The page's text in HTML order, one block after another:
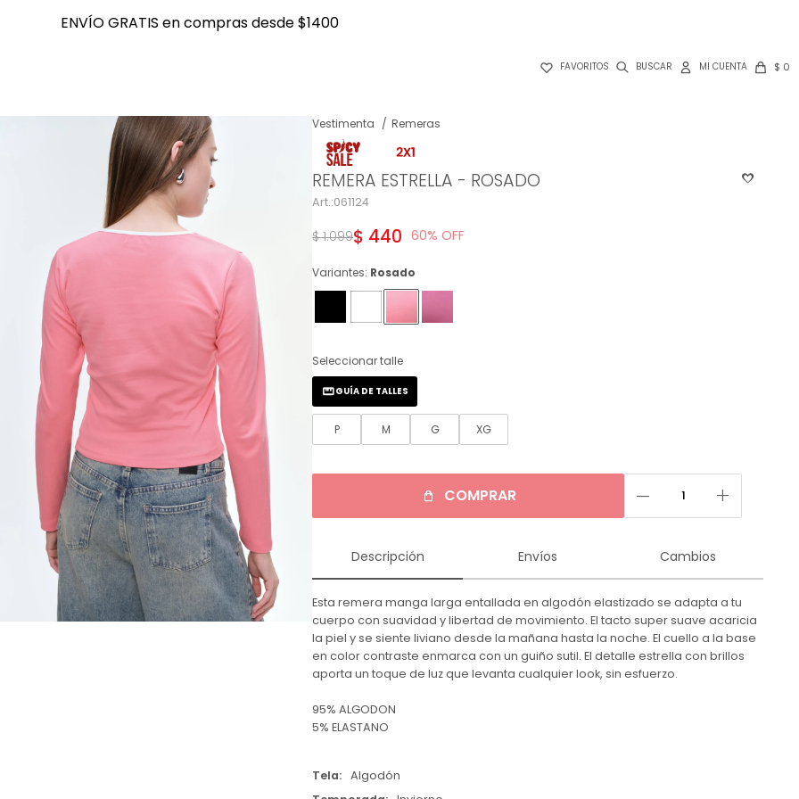
ENVÍO GRATIS en compras desde $1400
 FAVORITOS $ 0
ENVÍO GRATIS en compras desde $1400
Vestimenta Remeras
REMERA ESTRELLA - ROSADO
061124
$ 440
$ 1.099 60
Variantes: Rosado
Seleccionar talle
P M G XG
GUÍA DE TALLES
COMPRAR remove add
Descripción Envíos Cambios
Esta remera manga larga entallada en algodón elastizado se adapta a tu
cuerpo con suavidad y libertad de movimiento. El tacto super suave acaricia
la piel y se siente liviano desde la mañana hasta la noche. El cuello a la base
en color contraste enmarca con un guiño sutil. El detalle estrella con brillos
aporta un toque de luz que levanta cualquier look, sin esfuerzo.
95% ALGODON
5% ELASTANO
Tela
Algodón
NOTIFICARME